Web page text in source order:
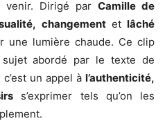
venir. Dirigé par Camille de
changementetlâché
une lumière chaude. Ce clip
abordé par le texte de
un appel à l’authenticité,
s’exprimer tels qu’on les